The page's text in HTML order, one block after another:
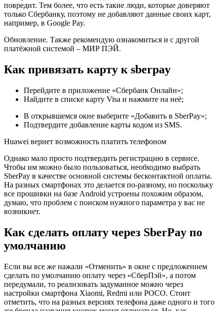
повредит. Тем более, что есть такие люди, которые доверяют
только Сбербанку, поэтому не добавляют данные своих карт,
например, в Google Pay.
Обновление. Также рекомендую ознакомиться и с другой
платёжной системой – МИР ПЭЙ.
Как привязать карту к sberpay
Перейдите в приложение «Сбербанк Онлайн»;
Найдите в списке карту Visa и нажмите на неё;
В открывшемся окне выберите «Добавить в SberPay»;
Подтвердите добавление карты кодом из SMS.
Huawei вернет возможность платить телефоном
Однако мало просто подтвердить регистрацию в сервисе.
Чтобы им можно было пользоваться, необходимо выбрать
SberPay в качестве основной системы бесконтактной оплаты.
На разных смартфонах это делается по-разному, но поскольку
все прошивки на базе Android устроены похожим образом,
думаю, что проблем с поиском нужного параметра у вас не
возникнет.
Как сделать оплату через SberPay по
умолчанию
Если вы все же нажали «Отменить» в окне с предложением
сделать по умолчанию оплату через «СберПэй», а потом
передумали, то реализовать задуманное можно через
настройки смартфона Xiaomi, Redmi или РОСО. Стоит
отметить, что на разных версиях телефона даже одного и того